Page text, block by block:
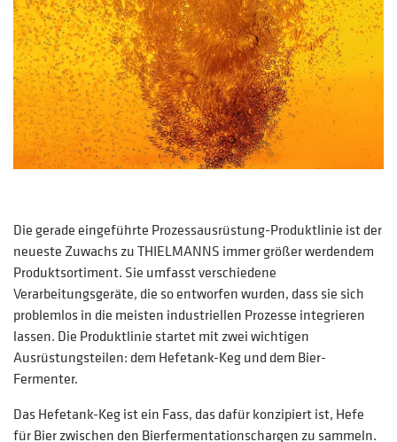
Die gerade eingeführte Prozessausrüstung-Produktlinie ist der
neueste Zuwachs zu THIELMANNS immer größer werdendem
Produktsortiment. Sie umfasst verschiedene
Verarbeitungsgeräte, die so entworfen wurden, dass sie sich
problemlos in die meisten industriellen Prozesse integrieren
lassen. Die Produktlinie startet mit zwei wichtigen
Ausrüstungsteilen: dem Hefetank-Keg und dem Bier-
Fermenter.
Das Hefetank-Keg ist ein Fass, das dafür konzipiert ist, Hefe
für Bier zwischen den Bierfermentationschargen zu sammeln.